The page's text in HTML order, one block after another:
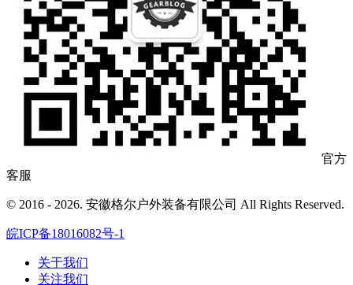
官方
客服
© 2016 - 2026. 安徽格尔户外装备有限公司 All Rights Reserved.
皖ICP备18016082号-1
关于我们
关注我们